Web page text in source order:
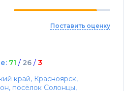
Поставить оценку
71 / 26 / 3
край, Красноярск,
посёлок Солонцы,